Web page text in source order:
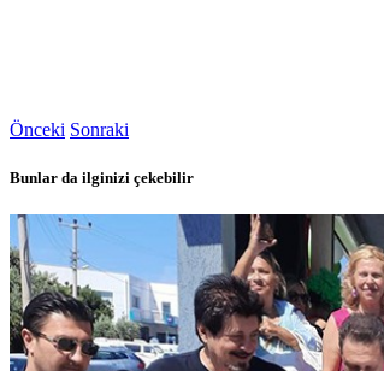
Önceki Sonraki
Bunlar da ilginizi çekebilir